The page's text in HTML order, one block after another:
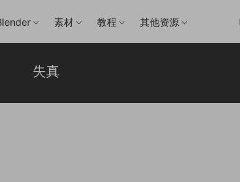
素材 教程 其他资源
失真